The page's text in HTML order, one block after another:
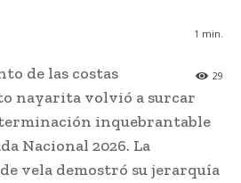
1 min.
29
de las costas
nayarita volvió a surcar
inquebrantable
Nacional 2026. La
vela demostró su jerarquía